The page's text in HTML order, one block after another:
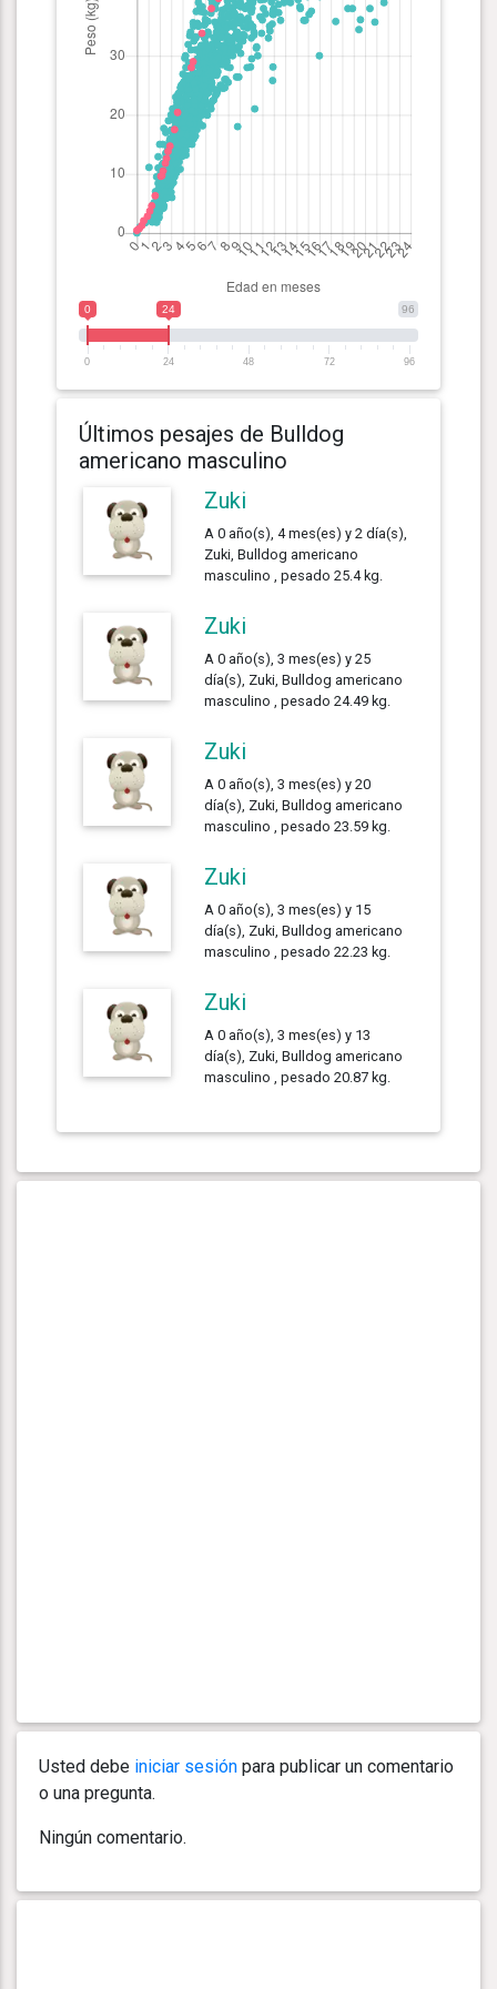
96
0 24
0 24 48 72 96
Últimos pesajes de Bulldog
americano masculino
Zuki
A 0 año(s), 4 mes(es) y 2 día(s),
Zuki, Bulldog americano
masculino , pesado 25.4 kg.
Zuki
A 0 año(s), 3 mes(es) y 25
día(s), Zuki, Bulldog americano
masculino , pesado 24.49 kg.
Zuki
A 0 año(s), 3 mes(es) y 20
día(s), Zuki, Bulldog americano
masculino , pesado 23.59 kg.
Zuki
A 0 año(s), 3 mes(es) y 15
día(s), Zuki, Bulldog americano
masculino , pesado 22.23 kg.
Zuki
A 0 año(s), 3 mes(es) y 13
día(s), Zuki, Bulldog americano
masculino , pesado 20.87 kg.
Usted debe iniciar sesión para publicar un comentario
o una pregunta.
Ningún comentario.